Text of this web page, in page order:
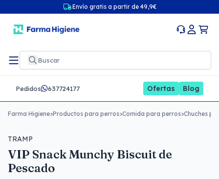
Envío gratis a partir de 49,9€
Pedidos 637724177 Ofertas Blog
Farma Higiene>Productos para perros>Comida para perros>Chuches
TRAMP
VIP Snack Munchy Biscuit de
Pescado